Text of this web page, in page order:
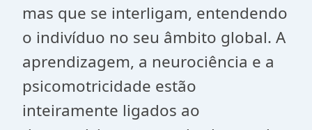
mas que se interligam, entendendo
o indivíduo no seu âmbito global. A
aprendizagem, a neurociência e a
psicomotricidade estão
inteiramente ligados ao